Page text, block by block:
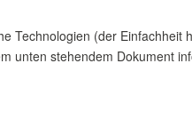
Technologien (der Einfachheit
unten stehendem Dokument